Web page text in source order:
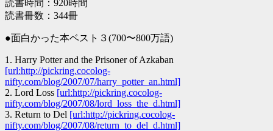
読書時間：920時間
読書冊数：344冊
●面白かった本ベスト３(700〜800万語)
1. Harry Potter and the Prisoner of Azkaban
[url:http://pickring.cocolog-
nifty.com/blog/2007/07/harry_potter_an.html]
2. Lord Loss [url:http://pickring.cocolog-
nifty.com/blog/2007/08/lord_loss_the_d.html]
3. Return to Del [url:http://pickring.cocolog-
nifty.com/blog/2007/08/return_to_del_d.html]